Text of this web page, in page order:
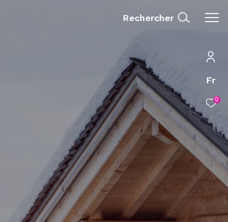
Fr
0
rechercher